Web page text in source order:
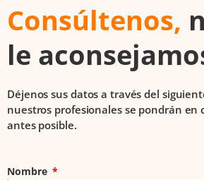
Consúltenos,
le
Déjenos sus datos a través del
nuestros profesionales se pondrán en
antes posible.
Nombre